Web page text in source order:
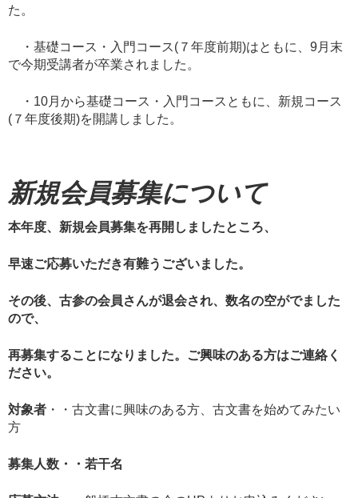
た。
・基礎コース・入門コース(７年度前期)はともに、9月末
で今期受講者が卒業されました。
・10月から基礎コース・入門コースともに、新規コース
(７年度後期)を開講しました。
新規会員募集について
本年度、新規会員募集を再開しましたところ、
早速ご応募いただき有難うございました。
その後、古参の会員さんが退会され、数名の空がでました
ので、
再募集することになりました。ご興味のある方はご連絡く
ださい。
対象者 ・・古文書に興味のある方、古文書を始めてみたい
方
募集人数 ・・若干名